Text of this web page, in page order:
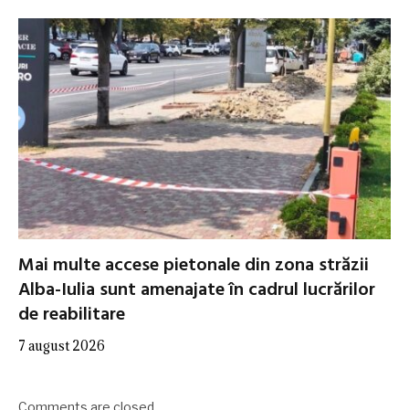
Mai multe accese pietonale din zona străzii
Alba-Iulia sunt amenajate în cadrul lucrărilor
de reabilitare
7 august 2026